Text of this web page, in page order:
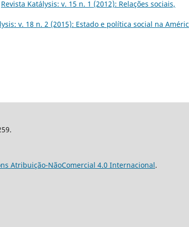
Revista Katálysis: v. 15 n. 1 (2012): Relações sociais,
v. 18 n. 2 (2015): Estado e política social na
Atribuição-NãoComercial 4.0 Internacional.